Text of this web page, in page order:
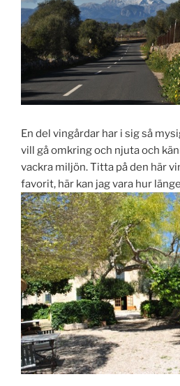
En del vingårdar har i sig så
vill gå omkring och njuta och
vackra miljön. Titta på den här
favorit, här kan jag vara hur